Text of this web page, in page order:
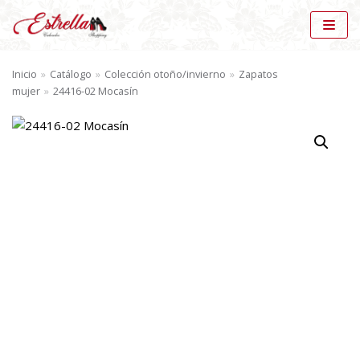
contenido
Inicio » Catálogo » Colección otoño/invierno » Zapatos
mujer » 24416-02 Mocasín